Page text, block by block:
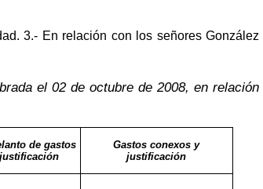
3.- En relación con los señores González
el 02 de octubre de 2008, en relación
de gastos
Gastos conexos y
justificación